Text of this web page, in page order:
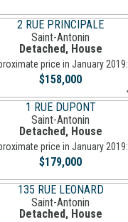
2 RUE PRINCIPALE
Saint-Antonin
Detached, House
price in January 2019:
$158,000
1 RUE DUPONT
Saint-Antonin
Detached, House
price in January 2019:
$179,000
135 RUE LEONARD
Saint-Antonin
Detached, House